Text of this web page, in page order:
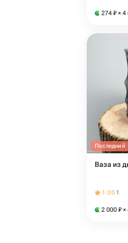
274 ₽ × 4
Последний
Ваза из
1.00 1
2 000 ₽ ×